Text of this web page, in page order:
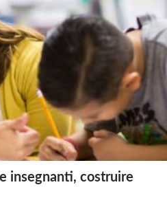
insegnanti, costruire